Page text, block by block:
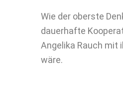
Wie der oberste
dauerhafte
Angelika Rauch mit
wäre.